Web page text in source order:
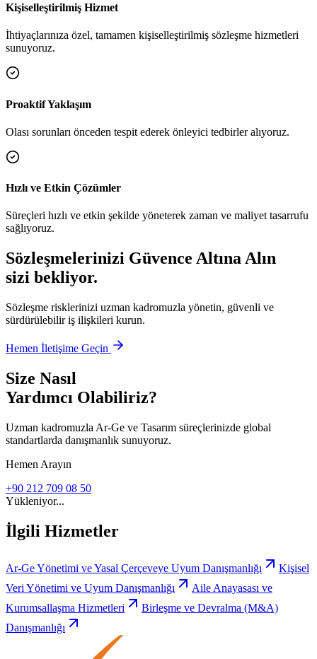
Kişiselleştirilmiş Hizmet
İhtiyaçlarınıza özel, tamamen kişiselleştirilmiş sözleşme hizmetleri
sunuyoruz.
Proaktif Yaklaşım
Olası sorunları önceden tespit ederek önleyici tedbirler alıyoruz.
Hızlı ve Etkin Çözümler
Süreçleri hızlı ve etkin şekilde yöneterek zaman ve maliyet tasarrufu
sağlıyoruz.
Sözleşmelerinizi Güvence Altına Alın
sizi bekliyor.
Sözleşme risklerinizi uzman kadromuzla yönetin, güvenli ve
sürdürülebilir iş ilişkileri kurun.
Hemen İletişime Geçin
Size Nasıl
Yardımcı Olabiliriz?
Uzman kadromuzla Ar-Ge ve Tasarım süreçlerinizde global
standartlarda danışmanlık sunuyoruz.
Hemen Arayın
+90 212 709 08 50
Yükleniyor...
İlgili Hizmetler
Ar-Ge Yönetimi ve Yasal Çerçeveye Uyum Danışmanlığı
Kişisel
Veri Yönetimi ve Uyum Danışmanlığı
Aile Anayasası ve
Kurumsallaşma Hizmetleri
Birleşme ve Devralma (M&A)
Danışmanlığı